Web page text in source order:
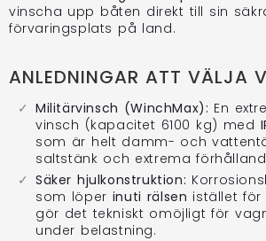
vinscha upp båten direkt till sin
förvaringsplats på land.
ANLEDNINGAR ATT VÄLJA
Militärvinsch (WinchMax): En
vinsch (kapacitet 6100 kg) med
som är helt damm- och
saltstänk och extrema
Säker hjulkonstruktion:
som löper inuti rälsen istället för
gör det tekniskt omöjligt för
under belastning.